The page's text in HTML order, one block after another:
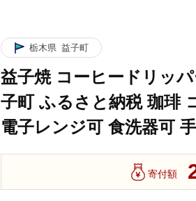
栃木県 益子町
益子焼 コーヒードリッ
子町 ふるさと納税 珈琲
電子レンジ可 食洗器可
寄付額